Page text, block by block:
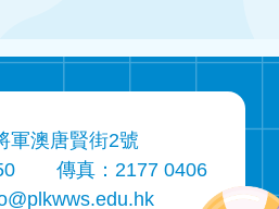
軍澳唐賢街2號
傳真：2177 0406